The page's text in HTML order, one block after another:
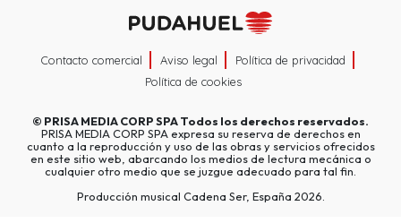
Contacto comercial Aviso legal
Política de privacidad
Política de cookies
© PRISA MEDIA CORP SPATodos los derechos reservados.
PRISA MEDIA CORP SPA expresa su reserva de derechos en
cuanto a la reproducción y uso de las obras y servicios ofrecidos
en este sitio web, abarcando los medios de lectura mecánica o
cualquier otro medio que se juzgue adecuado para tal fin.
Producción musical Cadena Ser, España 2026.